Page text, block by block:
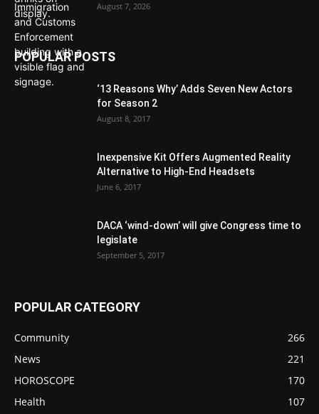
August 7, 2026
POPULAR POSTS
‘13 Reasons Why’ Adds Seven New Actors
for Season 2
August 8, 2017
Inexpensive Kit Offers Augmented Reality
Alternative to High-End Headsets
June 6, 2017
DACA ‘wind-down’ will give Congress time to
legislate
September 5, 2017
POPULAR CATEGORY
Community
266
News
221
HOROSCOPE
170
Health
107